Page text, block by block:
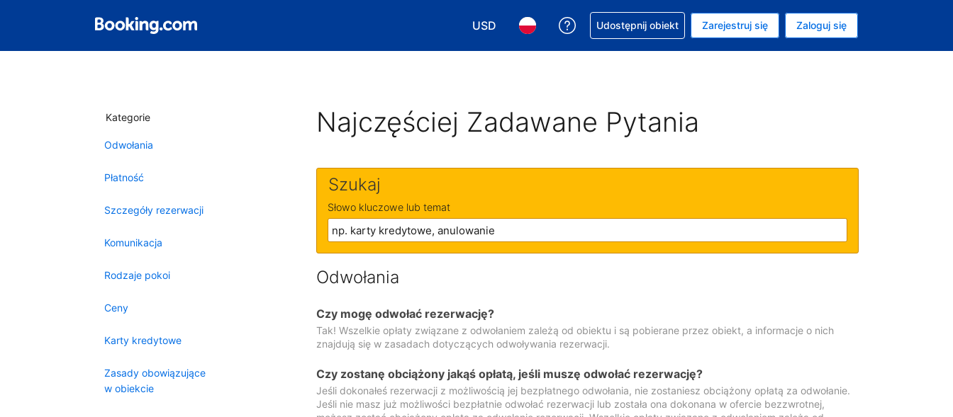
USD
Wybierz walutę. Wybrana waluta to Dolar amerykański
Wybierz język. Wybrany język to Polski
Uzyskaj pomoc w sprawie rezerwacji
Udostępnij obiekt Zarejestruj się Zaloguj się
Kategorie
Odwołania
Płatność
Szczegóły rezerwacji
Komunikacja
Rodzaje pokoi
Ceny
Karty kredytowe
Zasady obowiązujące
w obiekcie
Najczęściej Zadawane Pytania
Szukaj
Słowo kluczowe lub temat
Odwołania
Czy mogę odwołać rezerwację?
Tak! Wszelkie opłaty związane z odwołaniem zależą od obiektu i są pobierane przez obiekt, a informacje o nich
znajdują się w zasadach dotyczących odwoływania rezerwacji.
Czy zostanę obciążony jakąś opłatą, jeśli muszę odwołać rezerwację?
Jeśli dokonałeś rezerwacji z możliwością jej bezpłatnego odwołania, nie zostaniesz obciążony opłatą za odwołanie.
Jeśli nie masz już możliwości bezpłatnie odwołać rezerwacji lub została ona dokonana w ofercie bezzwrotnej,